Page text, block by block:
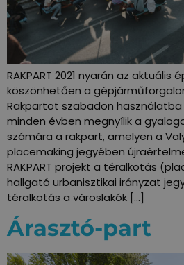
RAKPART 2021 nyarán az aktuális
köszönhetően a
Rakpartot szabadon
minden évben megnyílik a
számára a rakpart, amelyen a
placemaking jegyében
RAKPART projekt a téralkotás
hallgató urbanisztikai irányzat
téralkotás a városlakók […]
Árasztó-part